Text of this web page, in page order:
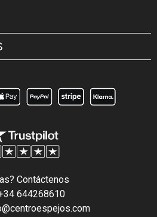
Contáctenos
644268610